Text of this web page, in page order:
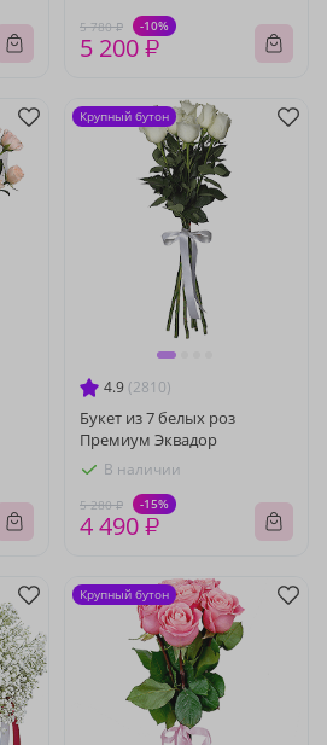
5 780 ₽ -10%
5 200 ₽
4.9 (2810)
Букет из 7 белых роз
Премиум Эквадор
В наличии
5 280 ₽ -15%
4 490 ₽
Крупный бутон
Крупный бутон